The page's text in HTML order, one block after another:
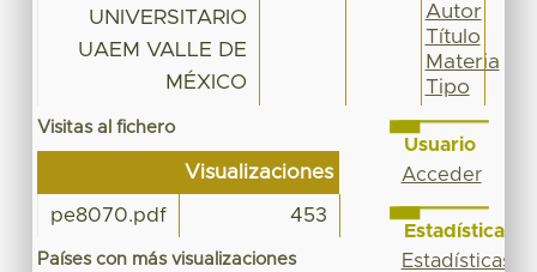
UNIVERSITARIO
UAEM VALLE DE
MÉXICO
Visitas al fichero
Visualizaciones
pe8070.pdf 453
Países con más visualizaciones
Autor
Título
Materia
Tipo
Usuario
Acceder
Estadísticas
Estadísticas